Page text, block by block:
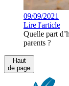
09/09/2021
Lire l'article
Quelle part
parents ?
Haut
de page